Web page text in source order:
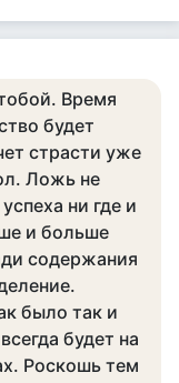
Время
будет
страсти уже
Ложь не
ни где и
и больше
содержания
было так и
будет на
Роскошь тем